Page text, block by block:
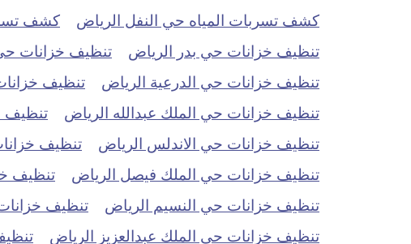
كشف تسربات المياه حي النفل الرياض
كشف
تنظيف خزانات حي بدر الرياض
تنظيف خزانات حي
تنظيف خزانات حي الدرعية الرياض
تنظيف
تنظيف خزانات حي الملك عبدالله الرياض
تنظيف
تنظيف خزانات حي الاندلس الرياض
تنظيف
تنظيف خزانات حي الملك فيصل الرياض
تنظيف
تنظيف خزانات حي النسيم الرياض
تنظيف
تنظيف خزانات حي الملك عبدالعزيز الرياض